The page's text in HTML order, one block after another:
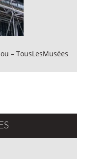
– TousLesMusées